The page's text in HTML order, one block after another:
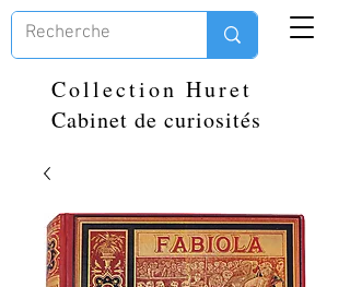
Collection Huret
Cabinet de curiosités